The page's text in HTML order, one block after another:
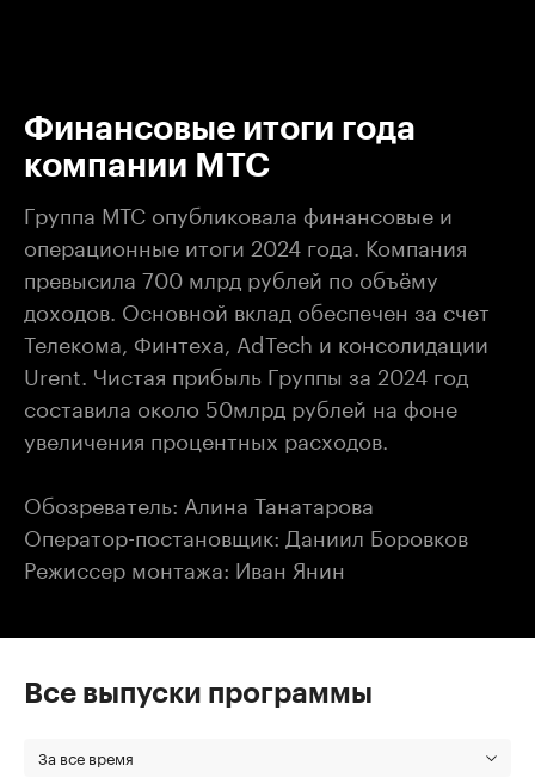
Финансовые итоги года
компании МТС
Группа МТС опубликовала финансовые и
операционные итоги 2024 года. Компания
превысила 700 млрд рублей по объёму
доходов. Основной вклад обеспечен за счет
Телекома, Финтеха, AdTech и консолидации
Urent. Чистая прибыль Группы за 2024 год
составила около 50млрд рублей на фоне
увеличения процентных расходов.
Обозреватель: Алина Танатарова
Оператор-постановщик: Даниил Боровков
Режиссер монтажа: Иван Янин
Все выпуски программы
За все время